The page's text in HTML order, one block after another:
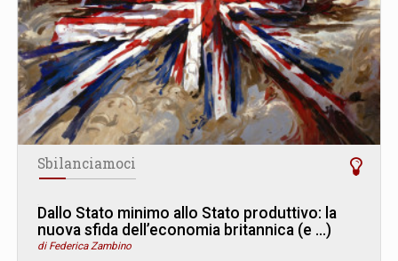
Sbilanciamoci
Dallo Stato minimo allo Stato produttivo: la
nuova sfida dell’economia britannica (e ...)
di Federica Zambino